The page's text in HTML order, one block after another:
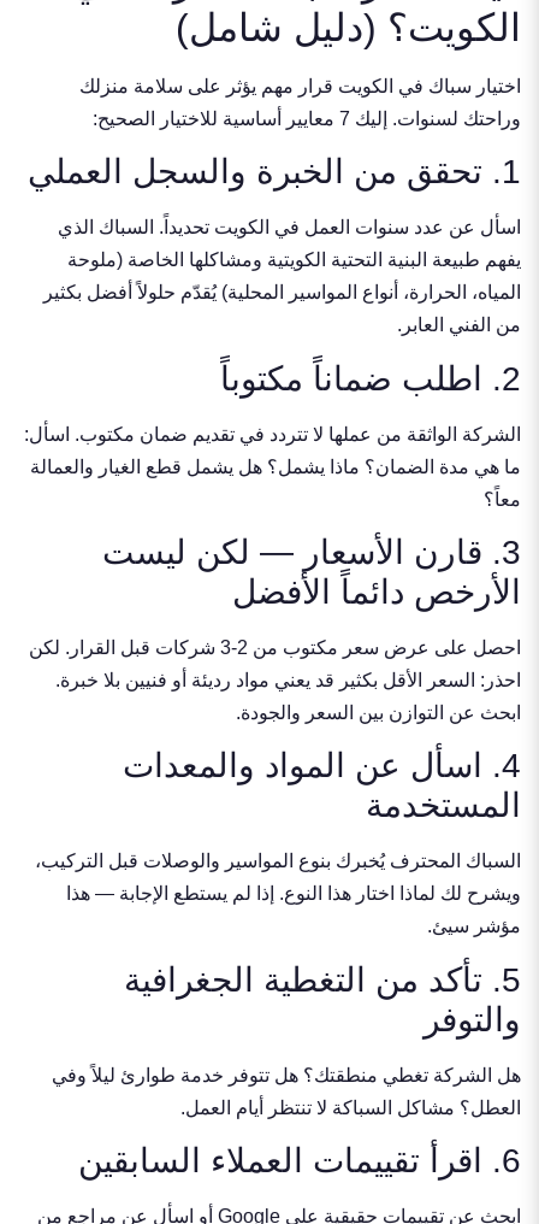
الكويت؟ (دليل شامل)
اختيار سباك في الكويت قرار مهم يؤثر على سلامة منزلك
وراحتك لسنوات. إليك 7 معايير أساسية للاختيار الصحيح:
1. تحقق من الخبرة والسجل العملي
اسأل عن عدد سنوات العمل في الكويت تحديداً. السباك الذي
يفهم طبيعة البنية التحتية الكويتية ومشاكلها الخاصة (ملوحة
المياه، الحرارة، أنواع المواسير المحلية) يُقدّم حلولاً أفضل بكثير
من الفني العابر.
2. اطلب ضماناً مكتوباً
الشركة الواثقة من عملها لا تتردد في تقديم ضمان مكتوب. اسأل:
ما هي مدة الضمان؟ ماذا يشمل؟ هل يشمل قطع الغيار والعمالة
معاً؟
3. قارن الأسعار — لكن ليست
الأرخص دائماً الأفضل
احصل على عرض سعر مكتوب من 2-3 شركات قبل القرار. لكن
احذر: السعر الأقل بكثير قد يعني مواد رديئة أو فنيين بلا خبرة.
ابحث عن التوازن بين السعر والجودة.
4. اسأل عن المواد والمعدات
المستخدمة
السباك المحترف يُخبرك بنوع المواسير والوصلات قبل التركيب،
ويشرح لك لماذا اختار هذا النوع. إذا لم يستطع الإجابة — هذا
مؤشر سيئ.
5. تأكد من التغطية الجغرافية
والتوفر
هل الشركة تغطي منطقتك؟ هل تتوفر خدمة طوارئ ليلاً وفي
العطل؟ مشاكل السباكة لا تنتظر أيام العمل.
6. اقرأ تقييمات العملاء السابقين
ابحث عن تقييمات حقيقية على Google أو اسأل عن مراجع من